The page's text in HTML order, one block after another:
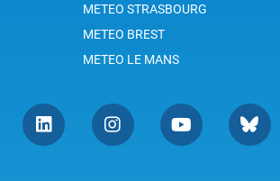
METEO STRASBOURG
METEO BREST
METEO LE MANS